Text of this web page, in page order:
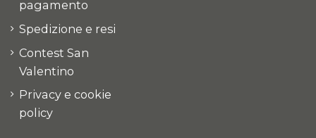
pagamento
Spedizione e resi
Contest San
Valentino
Privacy e cookie
policy